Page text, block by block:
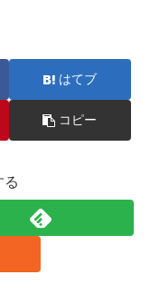
はてブ
コピー
る